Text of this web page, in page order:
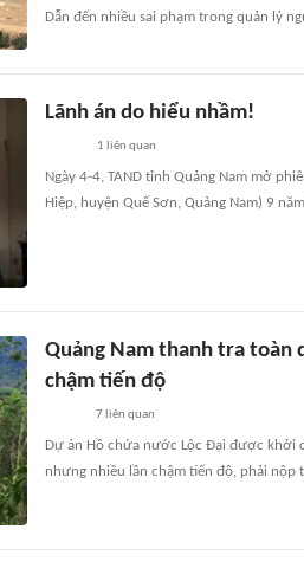
Dẫn đến nhiều sai phạm trong quản lý
Lãnh án do hiểu nhầm!
1 liên quan
Ngày 4-4, TAND tỉnh Quảng Nam mở
Hiệp, huyện Quế Sơn, Quảng Nam) 9
Quảng Nam thanh tra toàn
chậm tiến độ
7liên quan
Dự án Hồ chứa nước Lộc Đại được
nhưng nhiều lần chậm tiến độ, phải nộp